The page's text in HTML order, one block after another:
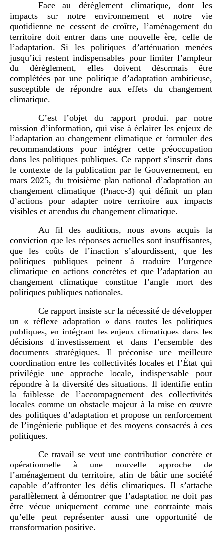
Face au dérèglement climatique, dont les
impacts sur notre environnement et notre vie
quotidienne ne cessent de croître, l’aménagement du
territoire doit entrer dans une nouvelle ère, celle de
l’adaptation. Si les politiques d’atténuation menées
jusqu’ici restent indispensables pour limiter l’ampleur
du dérèglement, elles doivent désormais être
complétées par une politique d’adaptation ambitieuse,
susceptible de répondre aux effets du changement
climatique.
C’est l’objet du rapport produit par notre
mission d’information, qui vise à éclairer les enjeux de
l’adaptation au changement climatique et formuler des
recommandations pour intégrer cette préoccupation
dans les politiques publiques. Ce rapport s’inscrit dans
le contexte de la publication par le Gouvernement, en
mars 2025, du troisième plan national d’adaptation au
changement climatique (Pnacc-3) qui définit un plan
d’actions pour adapter notre territoire aux impacts
visibles et attendus du changement climatique.
Au fil des auditions, nous avons acquis la
conviction que les réponses actuelles sont insuffisantes,
que les coûts de l’inaction s’alourdissent, que les
politiques publiques peinent à traduire l’urgence
climatique en actions concrètes et que l’adaptation au
changement climatique constitue l’angle mort des
politiques publiques nationales.
Ce rapport insiste sur la nécessité de développer
un « réflexe adaptation » dans toutes les politiques
publiques, en intégrant les enjeux climatiques dans les
décisions d’investissement et dans l’ensemble des
documents stratégiques. Il préconise une meilleure
coordination entre les collectivités locales et l’État qui
privilégie une approche locale, indispensable pour
répondre à la diversité des situations. Il identifie enfin
la faiblesse de l’accompagnement des collectivités
locales comme un obstacle majeur à la mise en œuvre
des politiques d’adaptation et propose un renforcement
de l’ingénierie publique et des moyens consacrés à ces
politiques.
Ce travail se veut une contribution concrète et
opérationnelle à une nouvelle approche de
l’aménagement du territoire, afin de bâtir une société
capable d’affronter les défis climatiques. Il s’attache
parallèlement à démontrer que l’adaptation ne doit pas
être vécue uniquement comme une contrainte mais
qu’elle peut représenter aussi une opportunité de
transformation positive.